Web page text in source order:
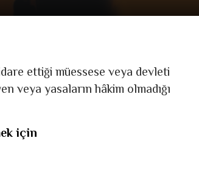
ettiği müessese veya devleti
veya yasaların hâkim olmadığı
için